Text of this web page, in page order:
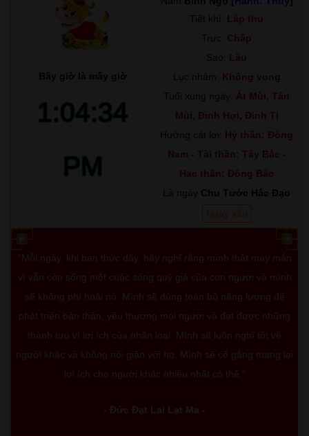
Bây giờ là mấy giờ
1:04:35
PM
Tiết khí: Lập thu
Trực: Chấp
Sao: Lâu
Lục nhâm: Không vong
Tuổi xung ngày: Ất Mùi, Tân
Mùi, Đinh Hợi, Đinh Tị
Hướng cát lợi: Hỷ thần: Đông
Nam - Tài thần: Tây Bắc -
Hạc thần: Đông Bắc
Là ngày Chu Tước Hắc Đạo
Ngày xấu
"Mỗi ngày, khi bạn thức dậy, hãy nghĩ rằng mình thật may mắn
vì vẫn còn sống một cuộc sống quý giá của con người và mình
sẽ không phí hoài nó. Mình sẽ dùng toàn bộ năng lượng để
phát triển bản thân, yêu thương mọi người và đạt được những
thành tựu vì lợi ích của nhân loại. Mình sẽ luôn nghĩ tốt về
người khác và không nổi giận với họ. Mình sẽ cố gắng mang lại
lợi ích cho người khác nhiều nhất có thể."
- Đức Đạt Lai Lạt Ma -